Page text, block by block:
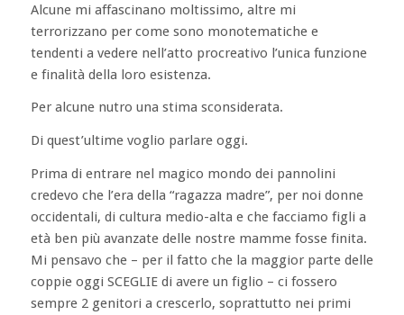
Alcune mi affascinano moltissimo, altre mi
terrorizzano per come sono monotematiche e
tendenti a vedere nell’atto procreativo l’unica funzione
e finalità della loro esistenza.
Per alcune nutro una stima sconsiderata.
Di quest’ultime voglio parlare oggi.
Prima di entrare nel magico mondo dei pannolini
credevo che l’era della “ragazza madre”, per noi donne
occidentali, di cultura medio-alta e che facciamo figli a
età ben più avanzate delle nostre mamme fosse finita.
Mi pensavo che – per il fatto che la maggior parte delle
coppie oggi SCEGLIE di avere un figlio – ci fossero
sempre 2 genitori a crescerlo, soprattutto nei primi